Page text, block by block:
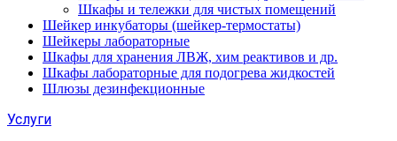
Шкафы и тележки для чистых помещений
Шейкер инкубаторы (шейкер-термостаты)
Шейкеры лабораторные
Шкафы для хранения ЛВЖ, хим реактивов и др.
Шкафы лабораторные для подогрева жидкостей
Шлюзы дезинфекционные
Услуги